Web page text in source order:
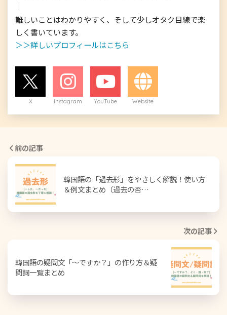
｜
難しいことはわかりやすく、そして少しオタク目線で楽
＞＞詳しいプロフィールはこちら
X Instagram YouTube Website
前の記事
韓国語の「過去形」をやさしく解説！使い方
＆例文まとめ（過去の否…
次の記事
韓国語の疑問文「〜ですか？」の作り方＆疑
問詞一覧まとめ